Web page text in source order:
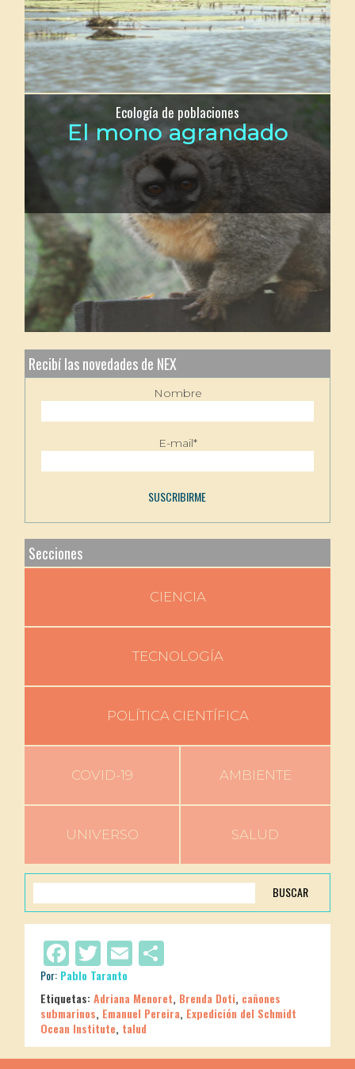
Ecología de poblaciones
El mono agrandado
Recibí las novedades de NEX
Nombre
E-mail*
Secciones
CIENCIA
TECNOLOGÍA
POLÍTICA CIENTÍFICA
COVID-19 AMBIENTE
UNIVERSO SALUD
BUSCAR
Facebook
Twitter
Email
Por: Pablo Taranto
Etiquetas:Adriana Menoret, Brenda Doti, cañones
submarinos, Emanuel Pereira, Expedición del Schmidt
Ocean Institute, talud